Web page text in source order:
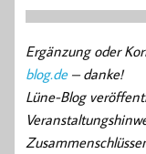
Ergänzung oder
blog.de– danke!
Lüne-Blog